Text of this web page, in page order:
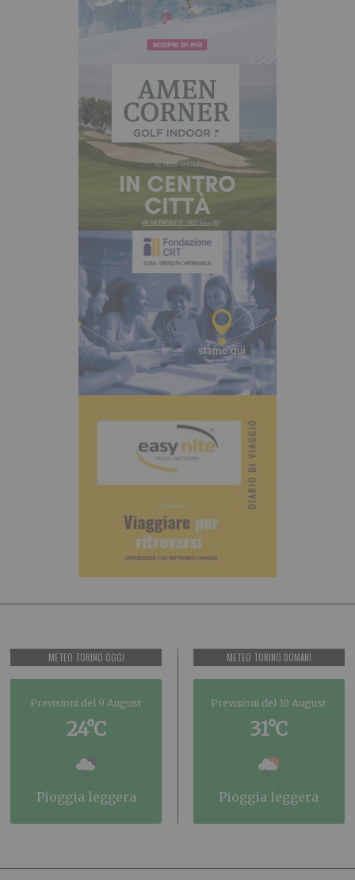
METEO TORINO OGGI
Previsioni del 9 August
24°C
pioggia leggera
METEO TORINO DOMANI
Previsioni del 10 August
31°C
pioggia leggera